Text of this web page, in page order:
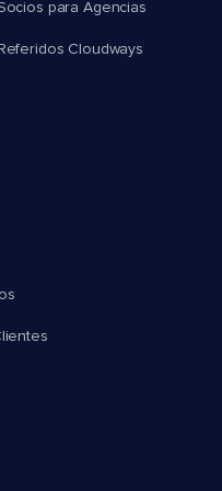
para Agencias
Cloudways